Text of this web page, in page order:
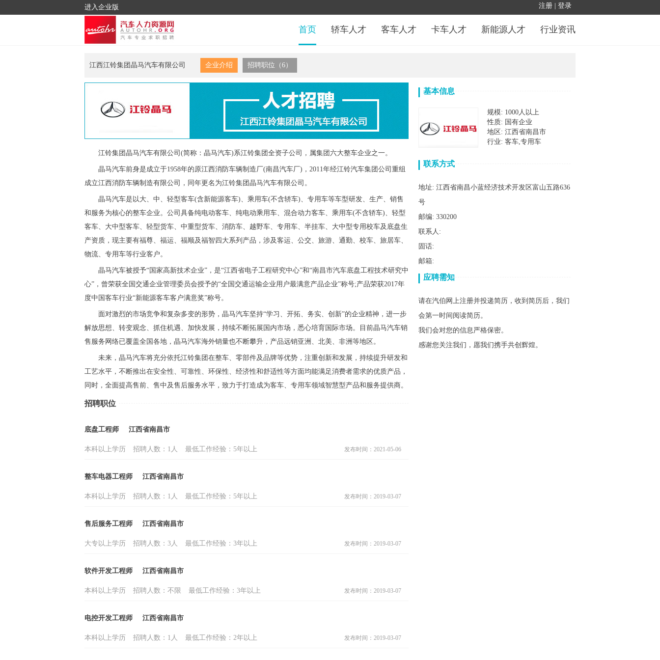
进入企业版
行业资讯
新能源人才
卡车人才
客车人才
轿车人才
首页
江西江铃集团晶马汽车有限公司 企业介绍 招聘职位（6）
江铃集团晶马汽车有限公司(简称：晶马汽车)系江铃集团全资子公司，属集团六大整车企业之一。
晶马汽车前身是成立于1958年的原江西消防车辆制造厂(南昌汽车厂)，2011年经江铃汽车集团公司重组
成立江西消防车辆制造有限公司，同年更名为江铃集团晶马汽车有限公司。
晶马汽车是以大、中、轻型客车(含新能源客车)、乘用车(不含轿车)、专用车等车型研发、生产、销售
和服务为核心的整车企业。公司具备纯电动客车、纯电动乘用车、混合动力客车、乘用车(不含轿车)、轻型
客车、大中型客车、轻型货车、中重型货车、消防车、越野车、专用车、半挂车、大中型专用校车及底盘生
产资质，现主要有福尊、福运、福顺及福智四大系列产品，涉及客运、公交、旅游、通勤、校车、旅居车、
物流、专用车等行业客户。
晶马汽车被授予“国家高新技术企业”，是“江西省电子工程研究中心”和“南昌市汽车底盘工程技术研究中
心”，曾荣获全国交通企业管理委员会授予的“全国交通运输企业用户最满意产品企业”称号;产品荣获2017年
度中国客车行业“新能源客车客户满意奖”称号。
面对激烈的市场竞争和复杂多变的形势，晶马汽车坚持“学习、开拓、务实、创新”的企业精神，进一步
解放思想、转变观念、抓住机遇、加快发展，持续不断拓展国内市场，悉心培育国际市场。目前晶马汽车销
售服务网络已覆盖全国各地，晶马汽车海外销量也不断攀升，产品远销亚洲、北美、非洲等地区。
未来，晶马汽车将充分依托江铃集团在整车、零部件及品牌等优势，注重创新和发展，持续提升研发和
工艺水平，不断推出在安全性、可靠性、环保性、经济性和舒适性等方面均能满足消费者需求的优质产品，
同时，全面提高售前、售中及售后服务水平，致力于打造成为客车、专用车领域智慧型产品和服务提供商。
招聘职位
底盘工程师 江西省南昌市
本科以上学历 招聘人数：1人 最低工作经验：5年以上 发布时间：2021-05-06
整车电器工程师 江西省南昌市
本科以上学历 招聘人数：1人 最低工作经验：5年以上 发布时间：2019-03-07
售后服务工程师 江西省南昌市
大专以上学历 招聘人数：3人 最低工作经验：3年以上 发布时间：2019-03-07
软件开发工程师 江西省南昌市
本科以上学历 招聘人数：不限 最低工作经验：3年以上 发布时间：2019-03-07
电控开发工程师 江西省南昌市
本科以上学历 招聘人数：1人 最低工作经验：2年以上 发布时间：2019-03-07
基本信息
规模: 1000人以上
性质: 国有企业
地区: 江西省南昌市
行业: 客车,专用车
联系方式
地址: 江西省南昌小蓝经济技术开发区富山五路636
号
邮编: 330200
联系人:
固话:
邮箱:
应聘需知
请在汽伯网上注册并投递简历，收到简历后，我们
会第一时间阅读简历。
我们会对您的信息严格保密。
感谢您关注我们，愿我们携手共创辉煌。